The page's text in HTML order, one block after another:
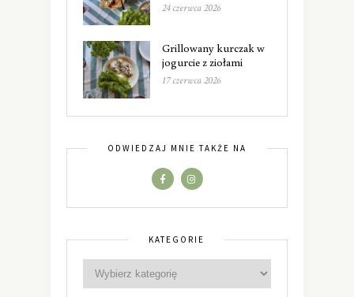
24 czerwca 2026
Grillowany kurczak w
jogurcie z ziołami
17 czerwca 2026
ODWIEDZAJ MNIE TAKŻE NA
KATEGORIE